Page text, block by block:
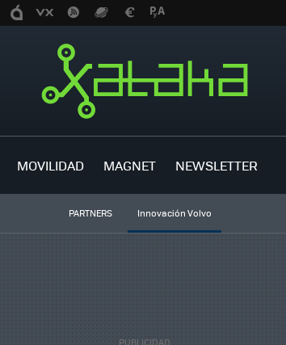
MOVILIDAD MAGNET NEWSLETTER
PARTNERS Innovación Volvo